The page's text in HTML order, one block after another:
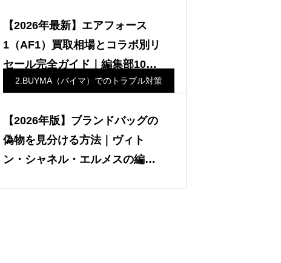
【2026年最新】エアフォース
1（AF1）買取相場とコラボ別リ
セール完全ガイド｜編集部10年
取材の専門査定
2.BUYMA（バイマ）でのトラブル対策
【2026年版】ブランドバッグの
偽物を見分ける方法｜ヴィト
ン・シャネル・エルメスの編集